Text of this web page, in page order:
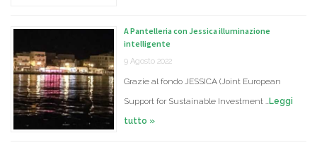
A Pantelleria con Jessica illuminazione
intelligente
9 Agosto 2022
Grazie al fondo JESSICA (Joint European
Support for Sustainable Investment … Leggi
tutto »